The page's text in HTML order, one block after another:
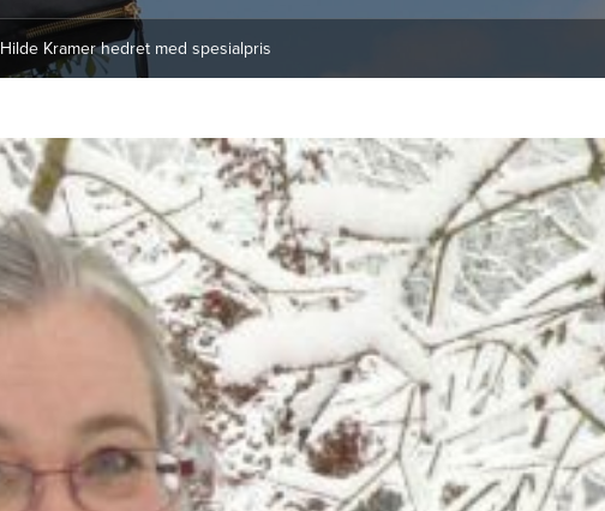
Hilde Kramer hedret med spesialpris